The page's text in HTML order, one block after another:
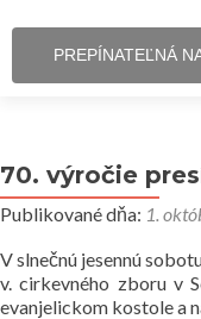
PREPÍNATEĽNÁ
70. výročie
Publikované dňa: 1.
V slnečnú jesennú
v. cirkevného zboru v
evanjelickom kostole a